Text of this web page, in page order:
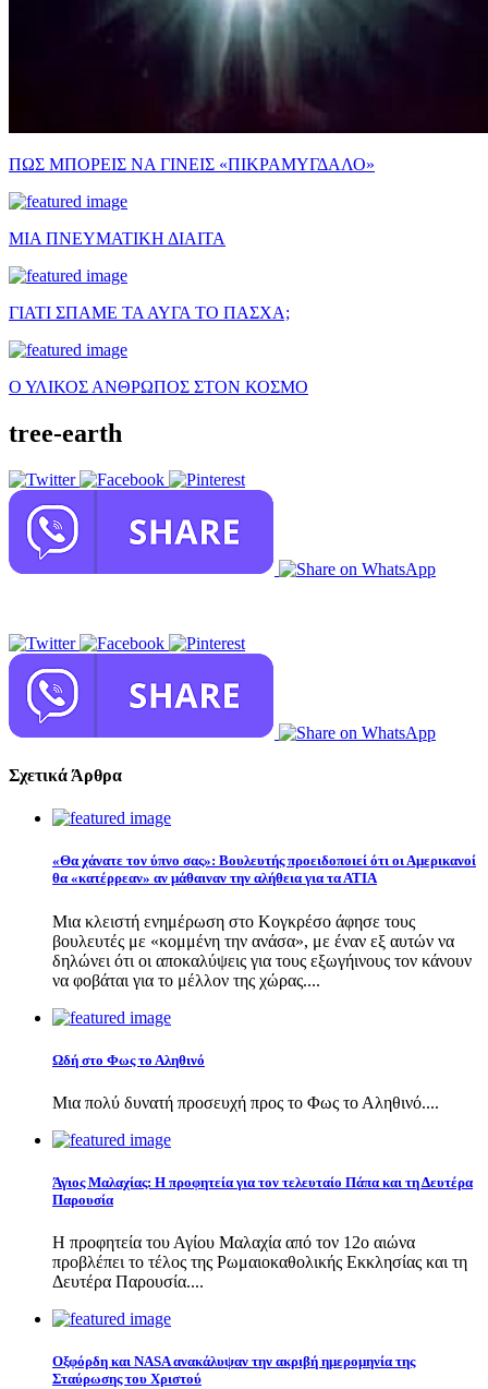
ΠΩΣ ΜΠΟΡΕΙΣ ΝΑ ΓΙΝΕΙΣ «ΠΙΚΡΑΜΥΓΔΑΛΟ»
ΜΙΑ ΠΝΕΥΜΑΤΙΚΗ ΔΙΑΙΤΑ
ΓΙΑΤΙ ΣΠΑΜΕ ΤΑ ΑΥΓΑ ΤΟ ΠΑΣΧΑ;
Ο ΥΛΙΚΟΣ ΑΝΘΡΩΠΟΣ ΣΤΟΝ ΚΟΣΜΟ
tree-earth
Σχετικά Άρθρα
«Θα χάνατε τον ύπνο σας»: Βουλευτής προειδοποιεί ότι οι Αμερικανοί
θα «κατέρρεαν» αν μάθαιναν την αλήθεια για τα ΑΤΙΑ
Μια κλειστή ενημέρωση στο Κογκρέσο άφησε τους
βουλευτές με «κομμένη την ανάσα», με έναν εξ αυτών να
δηλώνει ότι οι αποκαλύψεις για τους εξωγήινους τον κάνουν
να φοβάται για το μέλλον της χώρας....
Ωδή στο Φως το Αληθινό
Μια πολύ δυνατή προσευχή προς το Φως το Αληθινό....
Άγιος Μαλαχίας: Η προφητεία για τον τελευταίο Πάπα και τη Δευτέρα
Παρουσία
Η προφητεία του Αγίου Μαλαχία από τον 12ο αιώνα
προβλέπει το τέλος της Ρωμαιοκαθολικής Εκκλησίας και τη
Δευτέρα Παρουσία....
Οξφόρδη και NASA ανακάλυψαν την ακριβή ημερομηνία της
Σταύρωσης του Χριστού